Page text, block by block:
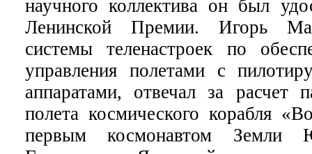
научного коллектива он был
Ленинской Премии. Игорь
системы теленастроек по
управления полетами с
аппаратами, отвечал за расчет
полета космического корабля
первым космонавтом Земли